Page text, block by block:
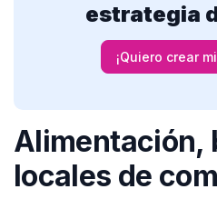
estrategia
¡Quiero crear
Alimentación,
locales de